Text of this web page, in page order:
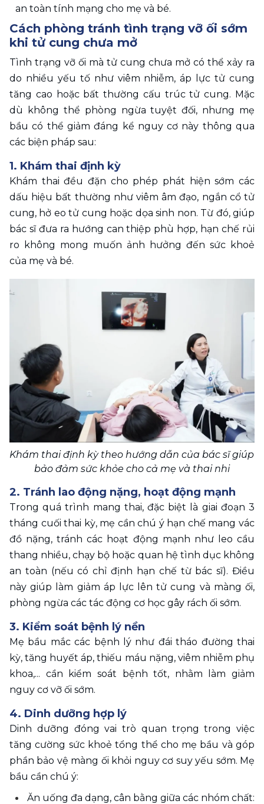
an toàn tính mạng cho mẹ và bé.
Cách phòng tránh tình trạng vỡ ối sớm
khi tử cung chưa mở
Tình trạng vỡ ối mà tử cung chưa mở có thể xảy ra
do nhiều yếu tố như viêm nhiễm, áp lực tử cung
tăng cao hoặc bất thường cấu trúc tử cung. Mặc
dù không thể phòng ngừa tuyệt đối, nhưng mẹ
bầu có thể giảm đáng kể nguy cơ này thông qua
các biện pháp sau:
1. Khám thai định kỳ
Khám thai đều đặn cho phép phát hiện sớm các
dấu hiệu bất thường như viêm âm đạo, ngắn cổ tử
cung, hở eo tử cung hoặc dọa sinh non. Từ đó, giúp
bác sĩ đưa ra hướng can thiệp phù hợp, hạn chế rủi
ro không mong muốn ảnh hưởng đến sức khoẻ
của mẹ và bé.
Khám thai định kỳ theo hướng dẫn của bác sĩ giúp
bảo đảm sức khỏe cho cả mẹ và thai nhi
2. Tránh lao động nặng, hoạt động mạnh
Trong quá trình mang thai, đặc biệt là giai đoạn 3
tháng cuối thai kỳ, mẹ cần chú ý hạn chế mang vác
đồ nặng, tránh các hoạt động mạnh như leo cầu
thang nhiều, chạy bộ hoặc quan hệ tình dục không
an toàn (nếu có chỉ định hạn chế từ bác sĩ). Điều
này giúp làm giảm áp lực lên tử cung và màng ối,
phòng ngừa các tác động cơ học gây rách ối sớm.
3. Kiểm soát bệnh lý nền
Mẹ bầu mắc các bệnh lý như đái tháo đường thai
kỳ, tăng huyết áp, thiếu máu nặng, viêm nhiễm phụ
khoa,... cần kiểm soát bệnh tốt, nhằm làm giảm
nguy cơ vỡ ối sớm.
4. Dinh dưỡng hợp lý
Dinh dưỡng đóng vai trò quan trọng trong việc
tăng cường sức khoẻ tổng thể cho mẹ bầu và góp
phần bảo vệ màng ối khỏi nguy cơ suy yếu sớm. Mẹ
bầu cần chú ý:
Ăn uống đa dạng, cân bằng giữa các nhóm chất: